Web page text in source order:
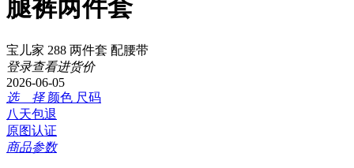
腿裤两件套
宝儿家 288 两件套 配腰带
登录查看进货价
2026-06-05
选 择 颜色 尺码
八天包退
原图认证
商品参数